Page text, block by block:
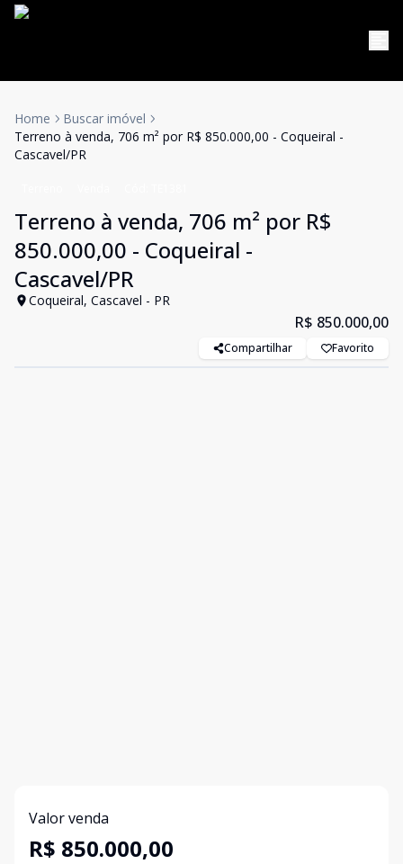
Home
Buscar imóvel
Terreno à venda, 706 m² por R$ 850.000,00 - Coqueiral -
Cascavel/PR
Terreno à venda, 706 m² por R$
850.000,00 - Coqueiral -
Cascavel/PR
Coqueiral, Cascavel - PR
R$ 850.000,00
Compartilhar Favorito
Valor venda
R$ 850.000,00